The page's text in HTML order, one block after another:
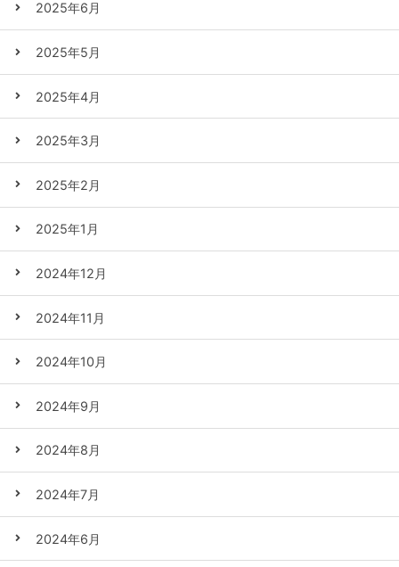
2025年6月
2025年5月
2025年4月
2025年3月
2025年2月
2025年1月
2024年12月
2024年11月
2024年10月
2024年9月
2024年8月
2024年7月
2024年6月